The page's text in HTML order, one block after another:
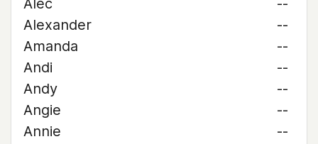
Alec
--
Alexander
--
Amanda
--
Andi
--
Andy
--
Angie
--
Annie
--